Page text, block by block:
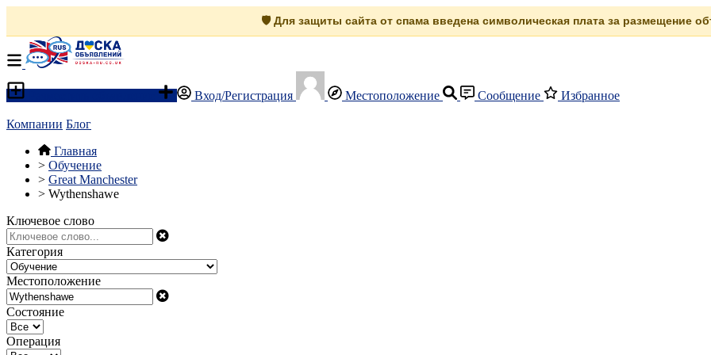
🛡️ Для защиты сайта от спама введена символическая плата за размещение
Вход/Регистрация Местоположение Сообщение Избранное
Компании Блог
Главная
> Обучение
> Great Manchester
> Wythenshawe
Ключевое слово
Категория
Местоположение
Состояние
Операция